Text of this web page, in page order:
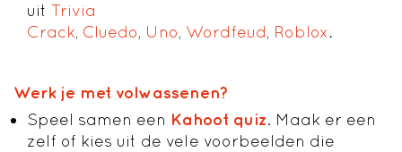
uit Trivia
Crack, Cluedo, Uno, Wordfeud, Roblox.
Werk je met volwassenen?
Speel samen een Kahoot quiz. Maak er een
zelf of kies uit de vele voorbeelden die